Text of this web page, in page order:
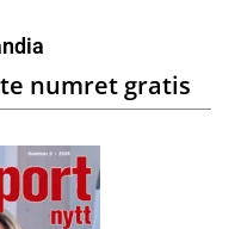
numret gratis